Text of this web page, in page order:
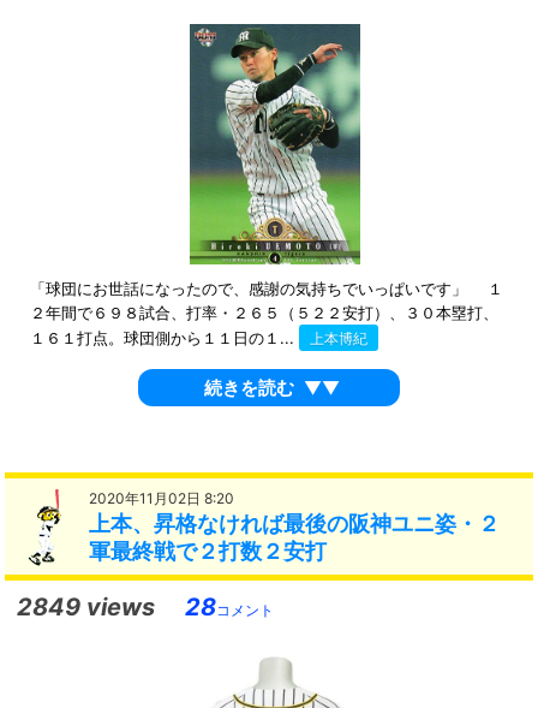
「球団にお世話になったので、感謝の気持ちでいっぱいです」 １
２年間で６９８試合、打率・２６５（５２２安打）、３０本塁打、
１６１打点。球団側から１１日の１...
上本博紀
続きを読む ▼▼
2020年11月02日 8:20
上本、昇格なければ最後の阪神ユニ姿・２
軍最終戦で２打数２安打
2849 views 28コメント